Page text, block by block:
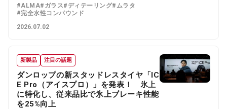
#ALMA#ガラス#ディテーリング#ムラタ
#完全水性コンパウンド
2026.07.02
新製品 注目の話題
ダンロップの新スタッドレスタイヤ「IC
E Pro（アイスプロ）」を発表！ 氷上
に特化し、従来品比で氷上ブレーキ性能
を25%向上